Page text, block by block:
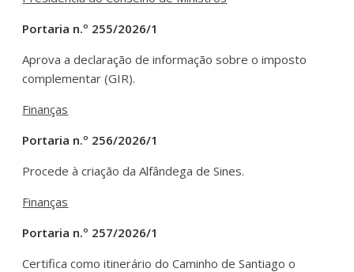
Portaria n.º 255/2026/1
Aprova a declaração de informação sobre o imposto
complementar (GIR).
Finanças
Portaria n.º 256/2026/1
Procede à criação da Alfândega de Sines.
Finanças
Portaria n.º 257/2026/1
Certifica como itinerário do Caminho de Santiago o